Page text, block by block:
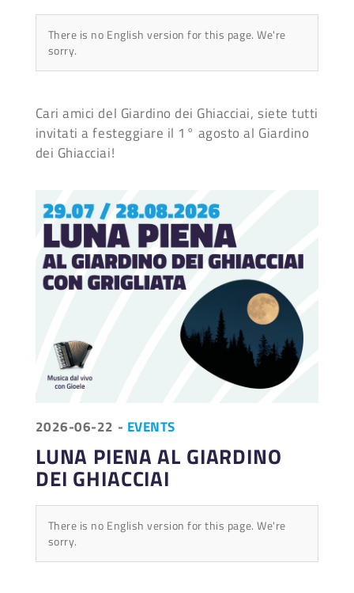
There is no English version for this page. We're
sorry.
Cari amici del Giardino dei Ghiacciai, siete tutti
invitati a festeggiare il 1° agosto al Giardino
dei Ghiacciai!
2026-06-22 - EVENTS
LUNA PIENA AL GIARDINO
DEI GHIACCIAI
There is no English version for this page. We're
sorry.